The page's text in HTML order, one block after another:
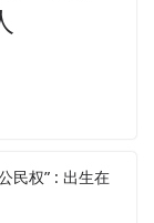
民权” : 出生在